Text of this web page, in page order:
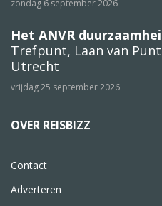
zondag 6 september 2026
Het ANVR
Trefpunt, Laan van
Utrecht
vrijdag 25 september 2026
OVER REISBIZZ
Contact
Adverteren